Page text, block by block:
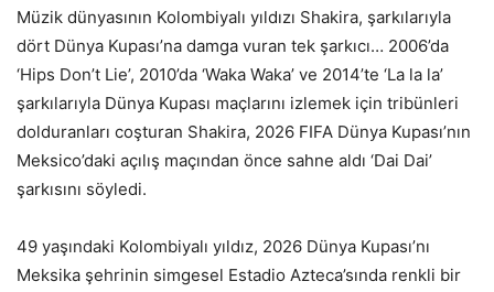
Müzik dünyasının Kolombiyalı yıldızı Shakira, şarkılarıyla
dört Dünya Kupası’na damga vuran tek şarkıcı… 2006’da
‘Hips Don’t Lie’, 2010’da ‘Waka Waka’ ve 2014’te ‘La la la’
şarkılarıyla Dünya Kupası maçlarını izlemek için tribünleri
dolduranları coşturan Shakira, 2026 FIFA Dünya Kupası’nın
Meksico’daki açılış maçından önce sahne aldı ‘Dai Dai’
şarkısını söyledi.
49 yaşındaki Kolombiyalı yıldız, 2026 Dünya Kupası’nı
Meksika şehrinin simgesel Estadio Azteca’sında renkli bir